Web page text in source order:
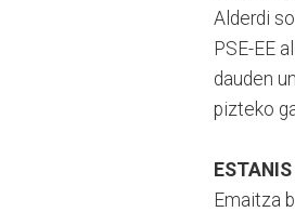
Alderdi
PSE-EE
dauden
pizteko
Emaitza